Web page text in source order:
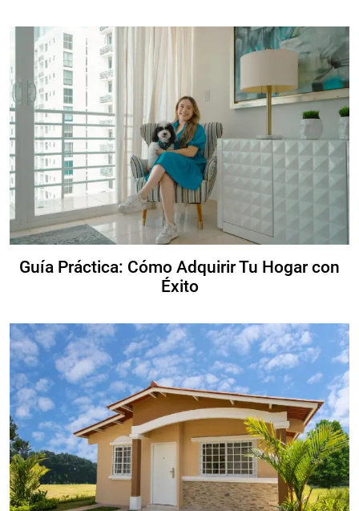
Guía Práctica: Cómo Adquirir Tu Hogar con
Éxito